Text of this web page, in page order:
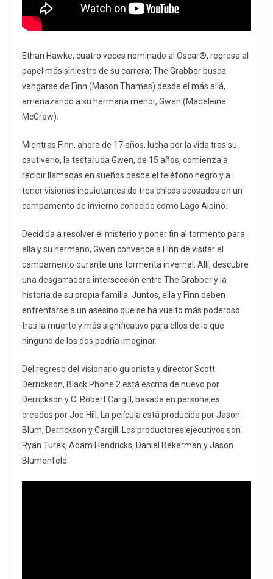
Ethan Hawke, cuatro veces nominado al Oscar®, regresa al
papel más siniestro de su carrera: The Grabber busca
vengarse de Finn (Mason Thames) desde el más allá,
amenazando a su hermana menor, Gwen (Madeleine
McGraw).
Mientras Finn, ahora de 17 años, lucha por la vida tras su
cautiverio, la testaruda Gwen, de 15 años, comienza a
recibir llamadas en sueños desde el teléfono negro y a
tener visiones inquietantes de tres chicos acosados ​​en un
campamento de invierno conocido como Lago Alpino.
Decidida a resolver el misterio y poner fin al tormento para
ella y su hermano, Gwen convence a Finn de visitar el
campamento durante una tormenta invernal. Allí, descubre
una desgarradora intersección entre The Grabber y la
historia de su propia familia. Juntos, ella y Finn deben
enfrentarse a un asesino que se ha vuelto más poderoso
tras la muerte y más significativo para ellos de lo que
ninguno de los dos podría imaginar.
Del regreso del visionario guionista y director Scott
Derrickson, Black Phone 2 está escrita de nuevo por
Derrickson y C. Robert Cargill, basada en personajes
creados por Joe Hill. La película está producida por Jason
Blum, Derrickson y Cargill. Los productores ejecutivos son
Ryan Turek, Adam Hendricks, Daniel Bekerman y Jason
Blumenfeld.